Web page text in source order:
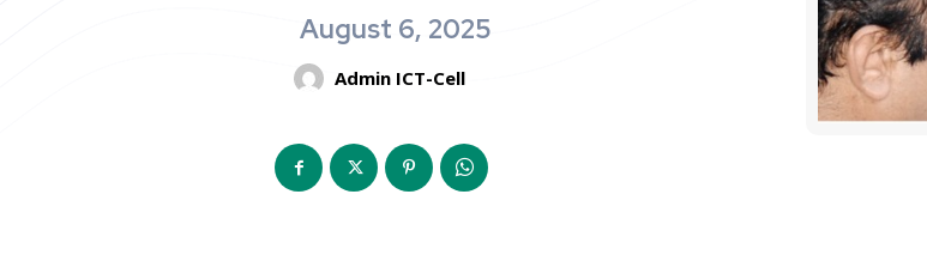
August 6, 2025
Admin ICT-Cell